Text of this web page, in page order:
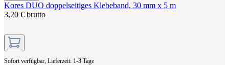
Kores DUO doppelseitiges Klebeband, 30 mm x 5 m
3,20 € brutto
Sofort verfügbar, Lieferzeit: 1-3 Tage